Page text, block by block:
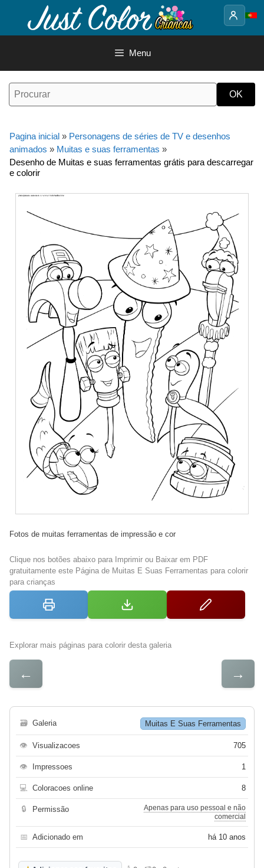
o
Menu
Pagina inicial » Personagens de séries de TV e desenhos
animados » Muitas e suas ferramentas »
Desenho de Muitas e suas ferramentas grátis para descarregar
e colorir
Fotos de muitas ferramentas de impressão e cor
Clique nos botões abaixo para Imprimir ou Baixar em PDF
gratuitamente este Página de Muitas E Suas Ferramentas para colorir
para crianças
Explorar mais páginas para colorir desta galeria
← →
🗃 Galeria Muitas E Suas Ferramentas
👁 Visualizacoes 705
👁 Impressoes 1
💻 Coloracoes online 8
🔒 Permissão
Apenas para uso pessoal e não
comercial
📅 Adicionado em há 10 anos